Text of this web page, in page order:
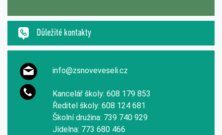
Důležité kontakty
info@zsnoveveseli.cz
Kancelář školy: 608 179 853
Ředitel školy: 608 124 681
Školní družina: 739 740 929
Jídelna: 773 680 466